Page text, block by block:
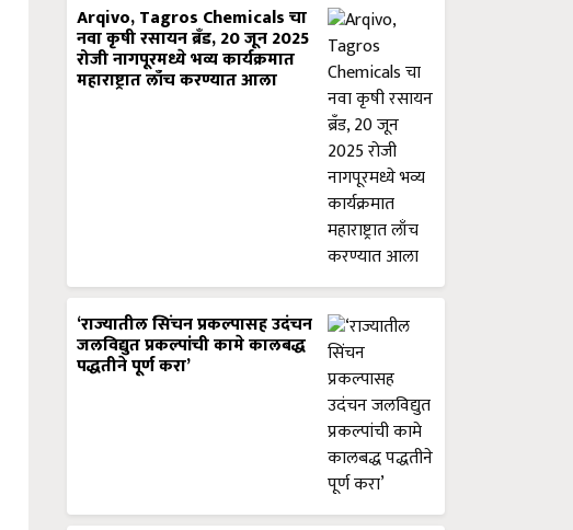
Arqivo, Tagros Chemicals चा
नवा कृषी रसायन ब्रँड, 20 जून 2025
रोजी नागपूरमध्ये भव्य कार्यक्रमात
महाराष्ट्रात लाँच करण्यात आला
‘राज्यातील सिंचन प्रकल्पासह उदंचन
जलविद्युत प्रकल्पांची कामे कालबद्ध
पद्धतीने पूर्ण करा’